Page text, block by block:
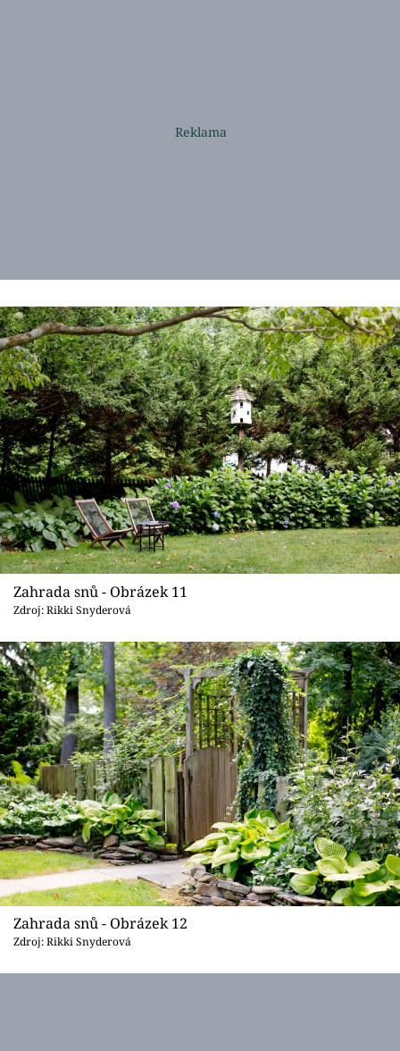
Zahrada snů - Obrázek 11
Zdroj: Rikki Snyderová
Zahrada snů - Obrázek 12
Zdroj: Rikki Snyderová